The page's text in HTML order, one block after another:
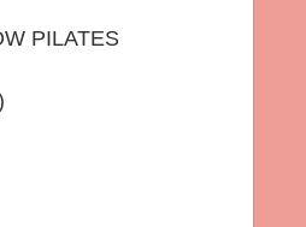
PILATES